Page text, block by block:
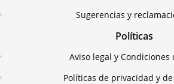
Sugerencias y
Políticas
Aviso legal y Condiciones
Políticas de privacidad y de